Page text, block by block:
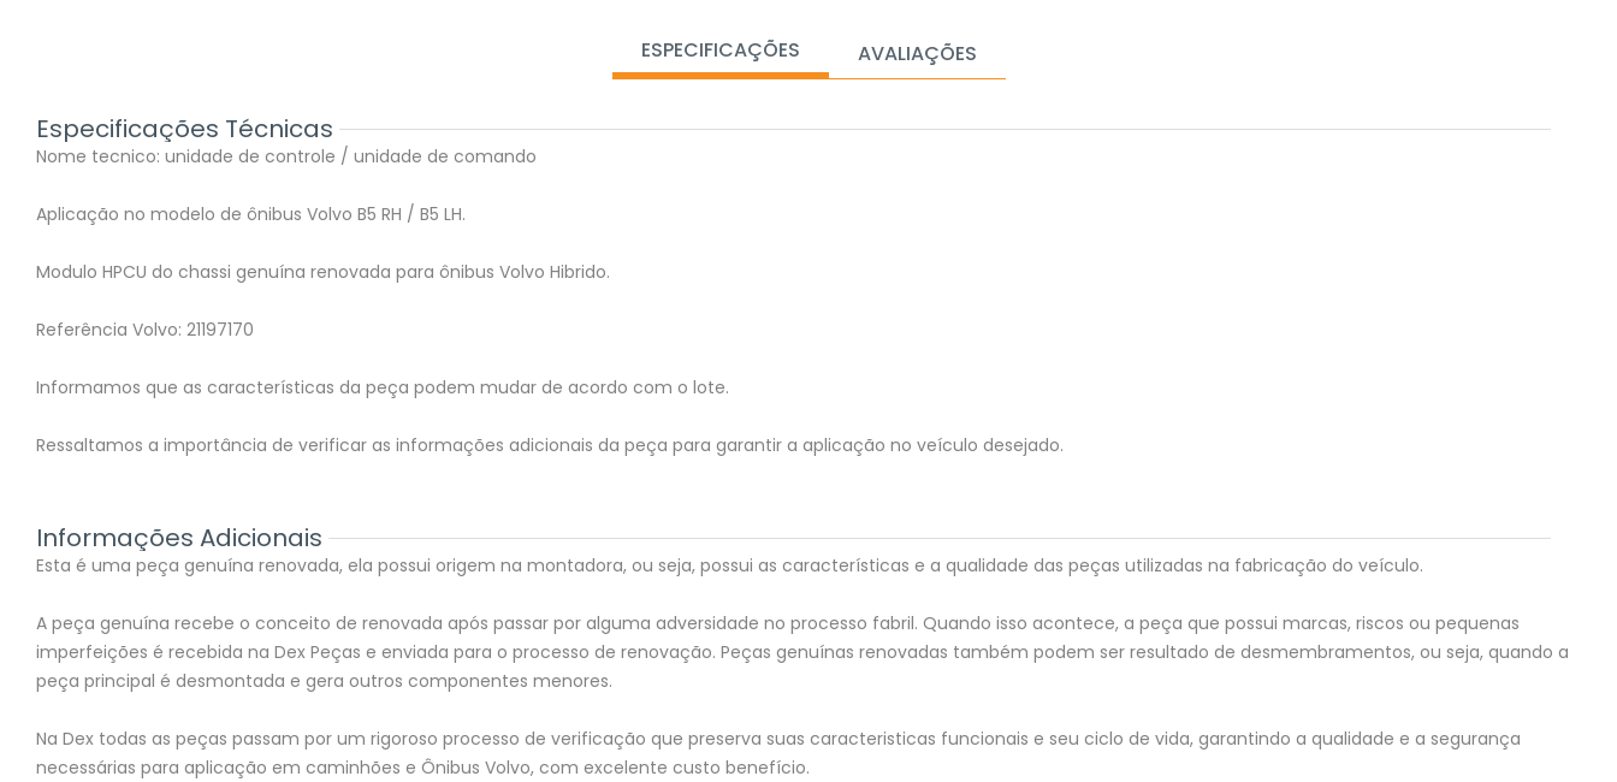
ESPECIFICAÇÕES AVALIAÇÕES
Especificações Técnicas
Nome tecnico: unidade de controle / unidade de comando
Aplicação no modelo de ônibus Volvo B5 RH / B5 LH.
Modulo HPCU do chassi genuína renovada para ônibus Volvo Hibrido.
Referência Volvo: 21197170
Informamos que as características da peça podem mudar de acordo com o lote.
Ressaltamos a importância de verificar as informações adicionais da peça para garantir a aplicação no veículo desejado.
Informações Adicionais
Esta é uma peça genuína renovada, ela possui origem na montadora, ou seja, possui as características e a qualidade das peças utilizadas na fabricação do veículo.
A peça genuína recebe o conceito de renovada após passar por alguma adversidade no processo fabril. Quando isso acontece, a peça que possui marcas, riscos ou pequenas
imperfeições é recebida na Dex Peças e enviada para o processo de renovação. Peças genuínas renovadas também podem ser resultado de desmembramentos, ou seja, quando a
peça principal é desmontada e gera outros componentes menores.
Na Dex todas as peças passam por um rigoroso processo de verificação que preserva suas caracteristicas funcionais e seu ciclo de vida, garantindo a qualidade e a segurança
necessárias para aplicação em caminhões e Ônibus Volvo, com excelente custo benefício.